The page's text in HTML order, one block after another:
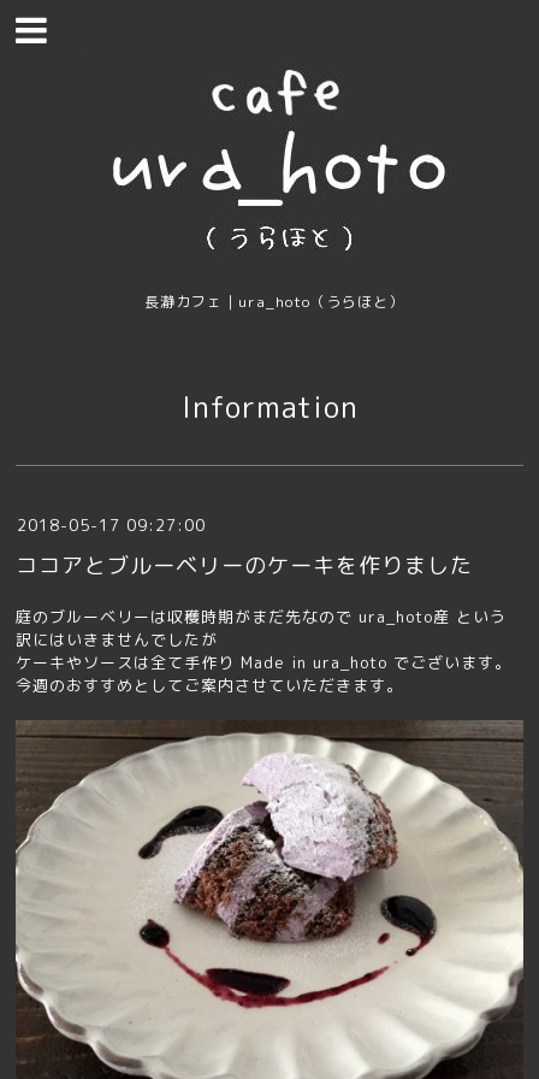
長瀞カフェ｜ura_hoto（うらほと）
Information
2018-05-17 09:27:00
ココアとブルーベリーのケーキを作りました
庭のブルーベリーは収穫時期がまだ先なので ura_hoto産 という
訳にはいきませんでしたが
ケーキやソースは全て手作り Made in ura_hoto でございます。
今週のおすすめとしてご案内させていただきます。